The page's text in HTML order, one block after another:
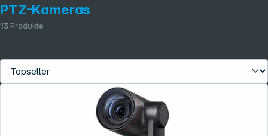
PTZ-Kameras
13 Produkte